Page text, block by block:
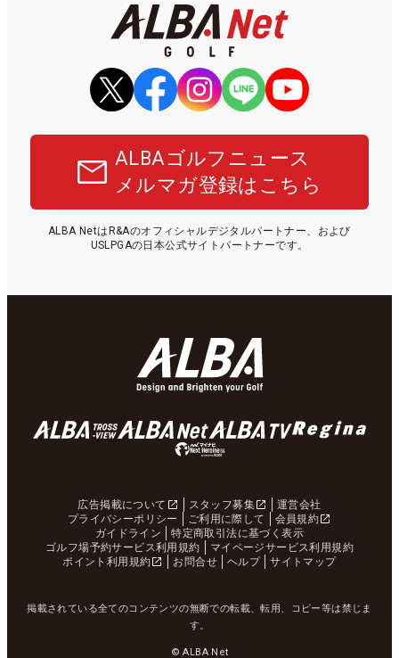
ALBAゴルフニュース
メルマガ登録はこちら
ALBA NetはR&Aのオフィシャルデジタルパートナー、および
USLPGAの日本公式サイトパートナーです。
広告掲載について スタッフ募集
運営会社
プライバシーポリシー
ご利用に際して
会員規約
ガイドライン
特定商取引法に基づく表示
ゴルフ場予約サービス利用規約
マイページサービス利用規約
ポイント利用規約
お問合せ ヘルプ サイトマップ
掲載されている全てのコンテンツの無断での転載、転用、コピー等は禁じま
す。
© ALBA Net